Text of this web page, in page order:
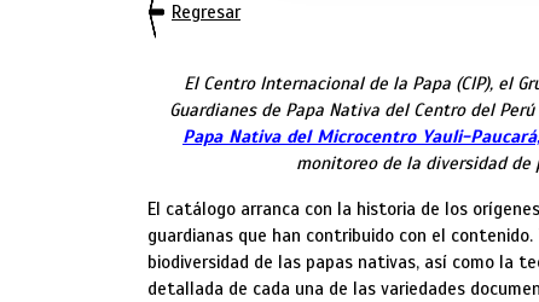
Regresar
El Centro Internacional de la Papa (CIP), el
Guardianes de Papa Nativa del Centro del
Papa Nativa del Microcentro Yauli-
monitoreo de la diversidad de
El catálogo arranca con la historia de los
guardianas que han contribuido con el
biodiversidad de las papas nativas, así como la
detallada de cada una de las variedades